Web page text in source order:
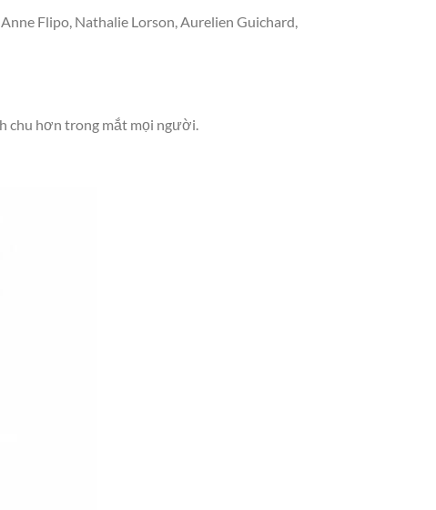
Flipo, Nathalie Lorson, Aurelien Guichard,
chu hơn trong mắt mọi người.